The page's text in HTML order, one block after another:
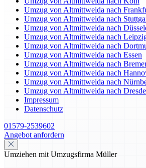
Umzug von Altmittweida nach
Umzug von Altmittweida nach
Umzug von Altmittweida nach
Umzug von Altmittweida nach
Umzug von Altmittweida nach
Umzug von Altmittweida nach Essen
Umzug von Altmittweida nach
Umzug von Altmittweida nach
Umzug von Altmittweida nach
Umzug von Altmittweida nach
Impressum
Datenschutz
01579-2539602
Angebot anfordern
Umziehen mit Umzugsfirma Müller